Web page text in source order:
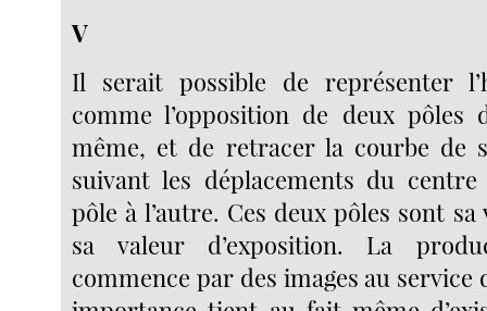
V
Il serait possible de représenter
comme l’opposition de deux pôles
même, et de retracer la courbe de
suivant les déplacements du
pôle à l’autre. Ces deux pôles sont
sa valeur d’exposition. La
commence par des images au service